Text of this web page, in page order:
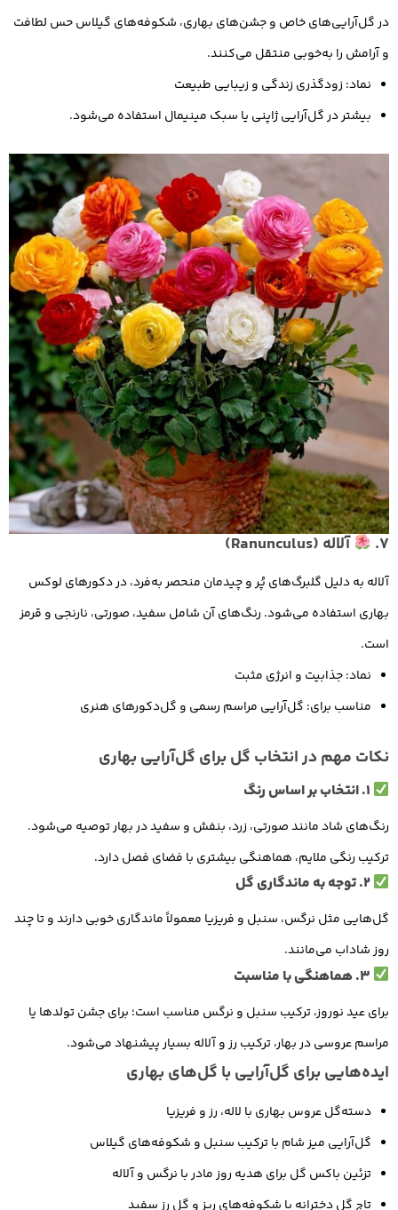
در گل‌آرایی‌های خاص و جشن‌های بهاری، شکوفه‌های گیلاس حس لطافت
و آرامش را به‌خوبی منتقل می‌کنند.
نماد: زودگذری زندگی و زیبایی طبیعت
بیشتر در گل‌آرایی ژاپنی یا سبک مینیمال استفاده می‌شود.
7. آلاله (Ranunculus)
آلاله‌ به دلیل گلبرگ‌های پُر و چیدمان منحصر به‌فرد، در دکورهای لوکس
بهاری استفاده می‌شود. رنگ‌های آن شامل سفید، صورتی، نارنجی و قرمز
است.
نماد: جذابیت و انرژی مثبت
مناسب برای: گل‌آرایی مراسم رسمی و گل‌دکورهای هنری
نکات مهم در انتخاب گل برای گل‌آرایی بهاری
رنگ‌های شاد مانند صورتی، زرد، بنفش و سفید در بهار توصیه می‌شود.
ترکیب رنگی ملایم، هماهنگی بیشتری با فضای فصل دارد.
2. توجه به ماندگاری گل
گل‌هایی مثل نرگس، سنبل و فریزیا معمولاً ماندگاری خوبی دارند و تا چند
روز شاداب می‌مانند.
برای عید نوروز، ترکیب سنبل و نرگس مناسب است؛ برای جشن تولدها یا
مراسم عروسی در بهار، ترکیب رز و آلاله بسیار پیشنهاد می‌شود.
ایده‌هایی برای گل‌آرایی با گل‌های بهاری
دسته‌گل عروس بهاری با لاله، رز و فریزیا
گل‌آرایی میز شام با ترکیب سنبل و شکوفه‌های گیلاس
تزئین باکس گل برای هدیه روز مادر با نرگس و آلاله
تاج گل دخترانه با شکوفه‌های ریز و گل رز سفید